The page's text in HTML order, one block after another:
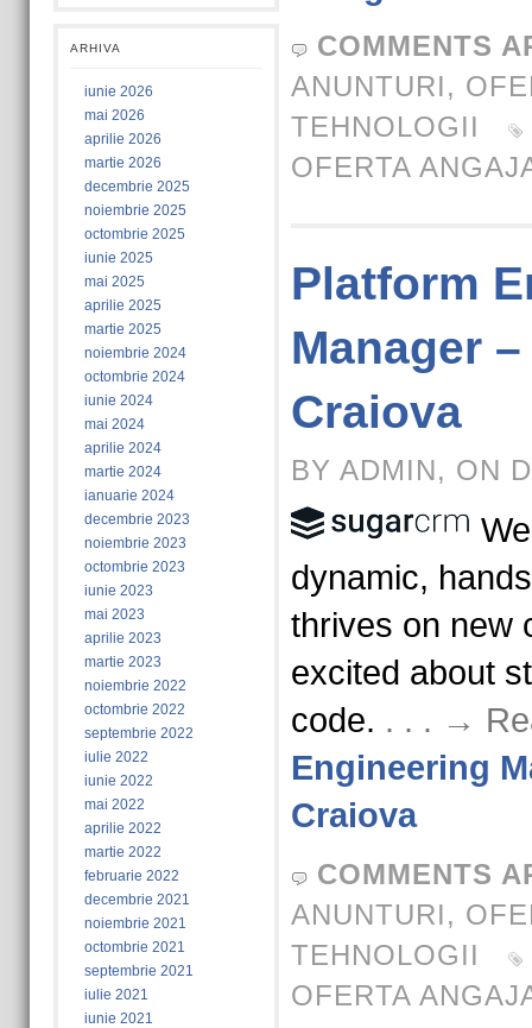
ARHIVA
iunie 2026
mai 2026
aprilie 2026
martie 2026
decembrie 2025
noiembrie 2025
octombrie 2025
iunie 2025
mai 2025
aprilie 2025
martie 2025
noiembrie 2024
octombrie 2024
iunie 2024
mai 2024
aprilie 2024
martie 2024
ianuarie 2024
decembrie 2023
noiembrie 2023
octombrie 2023
iunie 2023
mai 2023
aprilie 2023
martie 2023
noiembrie 2022
octombrie 2022
septembrie 2022
iulie 2022
iunie 2022
mai 2022
aprilie 2022
martie 2022
februarie 2022
decembrie 2021
noiembrie 2021
octombrie 2021
septembrie 2021
iulie 2021
iunie 2021
COMMENTS
ANUNTURI,
TEHNOLOGII
OFERTA
Platform
Manager
Craiova
BY ADMIN, ON
dynamic,
thrives on new
excited about
code. . . . →
Engineering
Craiova
COMMENTS
ANUNTURI,
TEHNOLOGII
OFERTA